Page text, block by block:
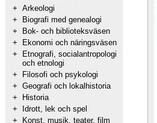
+ Arkeologi
+
Biografi med genealogi
+
Bok- och biblioteksväsen
+
Ekonomi och näringsväsen
+
Etnografi, socialantropologi
och etnologi
+
Filosofi och psykologi
+ Geografi och lokalhistoria
+
Historia
+
Idrott, lek och spel
+
Konst, musik, teater, film